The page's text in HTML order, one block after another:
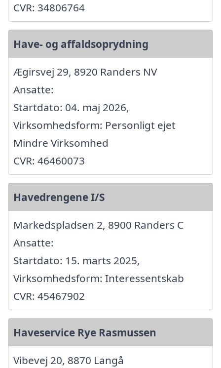
CVR: 34806764
Have- og affaldsoprydning
Ægirsvej 29, 8920 Randers NV
Ansatte:
Startdato: 04. maj 2026,
Virksomhedsform: Personligt ejet
Mindre Virksomhed
CVR: 46460073
Havedrengene I/S
Markedspladsen 2, 8900 Randers C
Ansatte:
Startdato: 15. marts 2025,
Virksomhedsform: Interessentskab
CVR: 45467902
Haveservice Rye Rasmussen
Vibevej 20, 8870 Langå